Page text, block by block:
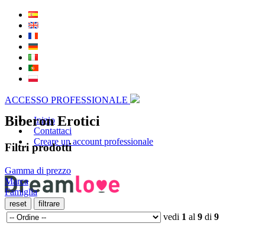
ACCESSO PROFESSIONALE
Inizio
Contattaci
Creare un account professionale
Biberon Erotici
Filtri prodotti
Gamma di prezzo
Marca
Famiglia
vedi 1 al 9 di 9